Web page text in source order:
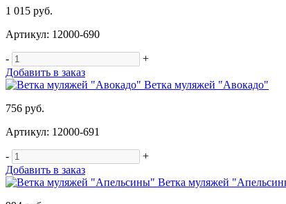
1 015 руб.
Артикул: 12000-690
-
+
Добавить в заказ
Ветка муляжей "Авокадо"
756 руб.
Артикул: 12000-691
-
+
Добавить в заказ
Ветка муляжей